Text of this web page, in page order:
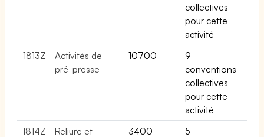
collectives
pour cette
activité
1813Z
Activités de
pré-presse
10700
9
conventions
collectives
pour cette
activité
1814Z
Reliure et
3400
5